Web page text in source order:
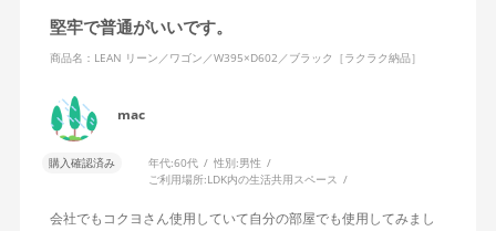
堅牢で普通がいいです。
商品名：LEAN リーン／ワゴン／W395×D602／ブラック［ラクラク納品］
mac
購入確認済み 年代:60代 性別:男性
ご利用場所:LDK内の生活共用スペース
会社でもコクヨさん使用していて自分の部屋でも使用してみまし